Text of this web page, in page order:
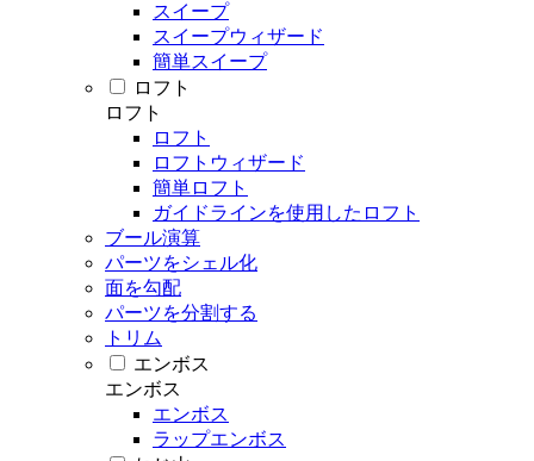
スイープ
スイープウィザード
簡単スイープ
ロフト
ロフト
ロフト
ロフトウィザード
簡単ロフト
ガイドラインを使用したロフト
ブール演算
パーツをシェル化
面を勾配
パーツを分割する
トリム
エンボス
エンボス
エンボス
ラップエンボス